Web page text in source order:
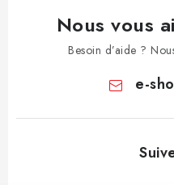
Nous vous
Besoin d’aide ?
e-